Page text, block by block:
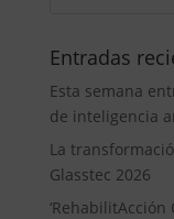
Entradas
Esta semana
de inteligencia
La
Glasstec 2026
‘RehabilitAcción